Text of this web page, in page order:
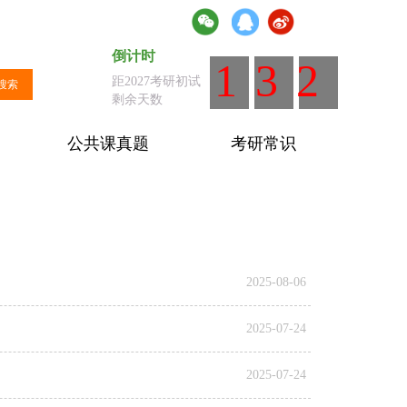
索
倒计时：距离全国统考剩余天数
倒计时
距2027考研初试
剩余天数
132
公共课真题 考研常识
2025-08-06
2025-07-24
2025-07-24